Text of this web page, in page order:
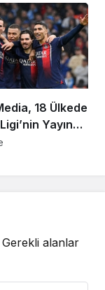
18 Ülkede
Yayın
Aldı
Gerekli alanlar